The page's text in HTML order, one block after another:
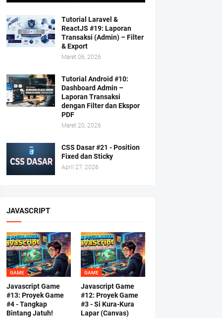
Tutorial Laravel &
ReactJS #19: Laporan
Transaksi (Admin) – Filter
& Export
Maret 06, 2026
Tutorial Android #10:
Dashboard Admin –
Laporan Transaksi
dengan Filter dan Ekspor
PDF
Maret 20, 2026
CSS Dasar #21 - Position
Fixed dan Sticky
April 27, 2026
JAVASCRIPT
GAME
Javascript Game
#13: Proyek Game
#4 - Tangkap
Bintang Jatuh!
GAME
Javascript Game
#12: Proyek Game
#3 - Si Kura-Kura
Lapar (Canvas)